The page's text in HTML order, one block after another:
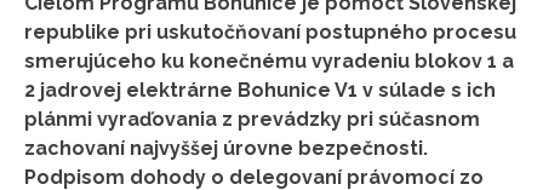
republike pri uskutočňovaní postupného procesu
smerujúceho ku konečnému vyradeniu blokov 1 a
2 jadrovej elektrárne Bohunice V1 v súlade s ich
plánmi vyraďovania z prevádzky pri súčasnom
zachovaní najvyššej úrovne bezpečnosti.
Podpisom dohody o delegovaní právomocí zo